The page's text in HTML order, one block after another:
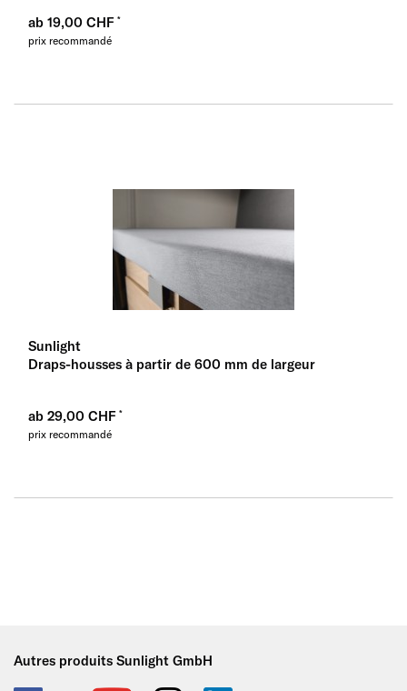
ab 19,00 CHF
prix recommandé
Sunlight
Draps-housses à partir de 600 mm de largeur
ab 29,00 CHF
prix recommandé
Autres produits Sunlight GmbH